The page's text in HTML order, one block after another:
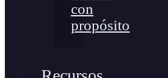
con
propósito